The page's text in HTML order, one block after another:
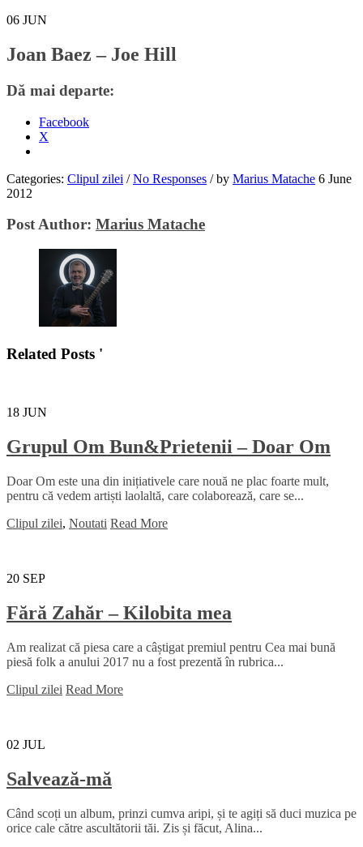
06 JUN
Joan Baez – Joe Hill
Dă mai departe:
Facebook
X
Categories: Clipul zilei / No Responses /by Marius Matache 6 June
2012
Post Author: Marius Matache
Related Posts '
18 JUN
Grupul Om Bun&Prietenii – Doar Om
Doar Om este una din inițiativele care nouă ne plac foarte mult,
pentru că vedem artiști laolaltă, care colaborează, care se...
Clipul zilei, Noutati Read More
20 SEP
Fără Zahăr – Kilobita mea
Am realizat că piesa care a câștigat premiul pentru Cea mai bună
piesă folk a anului 2017 nu a fost prezentă în rubrica...
Clipul zilei Read More
02 JUL
Salvează-mă
Când scoți un album, prinzi cumva aripi, și te agiți să duci muzica pe
orice cale către ascultătorii tăi. Zis și făcut, Alina...